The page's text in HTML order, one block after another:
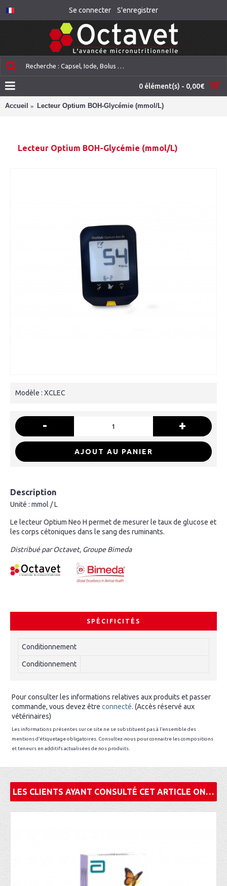
Se connecter S'enregistrer
0 élément(s) - 0,00€
Accueil Lecteur Optium BOH-Glycémie (mmol/L)
Lecteur Optium BOH-Glycémie (mmol/L)
Modèle : XCLEC
- +
AJOUT AU PANIER
Description
Unité : mmol / L
Le lecteur Optium Neo H permet de mesurer le taux de glucose et
les corps cétoniques dans le sang des ruminants.
Distribué par Octavet, Groupe Bimeda
SPÉCIFICITÉS
Conditionnement
Conditionnement
Pour consulter les informations relatives aux produits et passer
commande, vous devez être connecté. (Accès réservé aux
vétérinaires)
Les informations présentes sur ce site ne se substituent pas à l’ensemble des
mentions d’étiquetage obligatoires. Consultez-nous pour connaitre les compositions
et teneurs en additifs actualisées de nos produits.
LES CLIENTS AYANT CONSULTÉ CET ARTICLE ONT ÉGALEMENT ACHETÉ